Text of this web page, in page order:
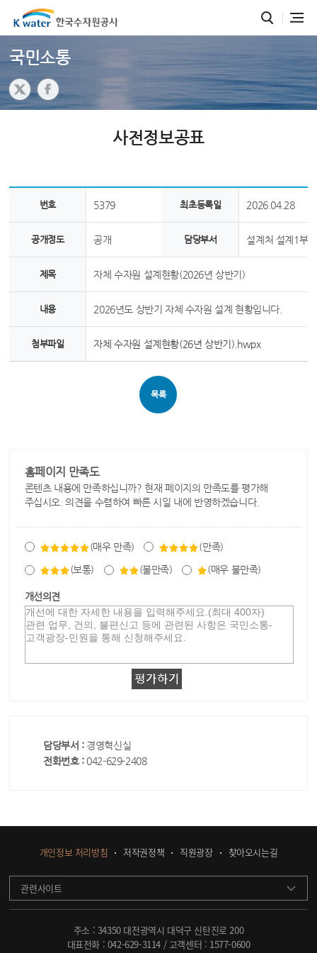
국민소통
사전정보공표
번호 5379 최초등록일 2026.04.28
공개정도 공개 담당부서 설계처 설계1부
제목 자체 수자원 설계현황(2026년 상반기)
내용 2026년도 상반기 자체 수자원 설계 현황입니다.
첨부파일 자체 수자원 설계현황(26년 상반기).hwpx
목록
홈페이지 만족도
콘텐츠 내용에 만족하십니까? 현재 페이지의 만족도를 평가해
주십시오. 의견을 수렴하여 빠른 시일 내에 반영하겠습니다.
(매우 만족) (만족)
(보통) (불만족) (매우 불만족)
개선의견
담당부서 : 경영혁신실
전화번호 : 042-629-2408
개인정보 처리방침 저작권정책 직원광장 찾아오시는길
관련사이트
주소 : 34350 대전광역시 대덕구 신탄진로 200
대표전화 : 042-629-3114 / 고객센터 : 1577-0600